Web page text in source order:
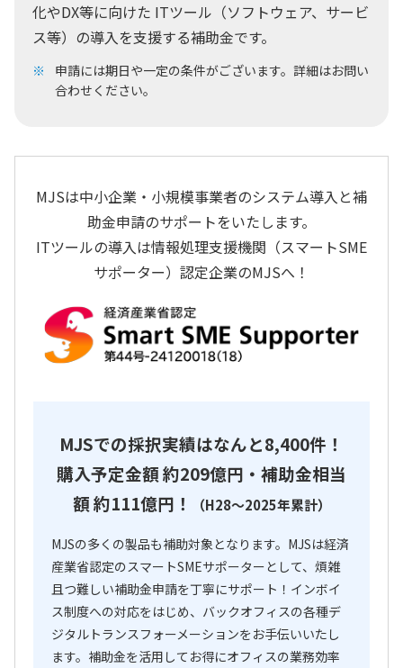
化やDX等に向けた ITツール（ソフトウェア、サービ
ス等）の導入を支援する補助金です。
申請には期日や一定の条件がございます。詳細はお問い
合わせください。
MJSは中小企業・小規模事業者のシステム導入と補
助金申請のサポートをいたします。
ITツールの導入は情報処理支援機関（スマートSME
サポーター）認定企業のMJSへ！
MJSでの採択実績はなんと8,400件！
購入予定金額 約209億円・補助金相当
額 約111億円！
（H28～2025年累計）
MJSの多くの製品も補助対象となります。MJSは経済
産業省認定のスマートSMEサポーターとして、煩雑
且つ難しい補助金申請を丁寧にサポート！インボイ
ス制度への対応をはじめ、バックオフィスの各種デ
ジタルトランスフォーメーションをお手伝いいたし
ます。補助金を活用してお得にオフィスの業務効率